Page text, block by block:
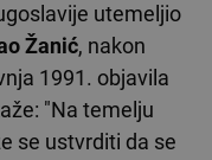
utemeljio
Žanić, nakon
1991. objavila
"Na temelju
se ustvrditi da se